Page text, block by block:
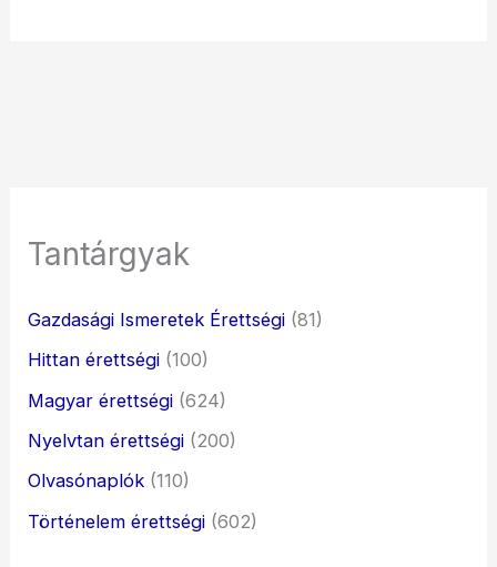
Tantárgyak
Gazdasági Ismeretek Érettségi (81)
Hittan érettségi (100)
Magyar érettségi (624)
Nyelvtan érettségi (200)
Olvasónaplók (110)
Történelem érettségi (602)